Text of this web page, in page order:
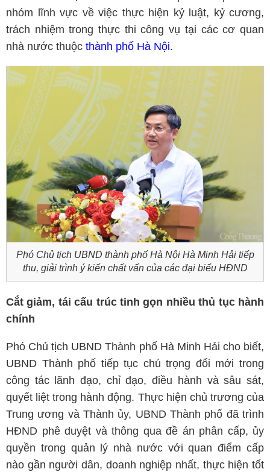
nhóm lĩnh vực về việc thực hiện kỷ luật, kỷ cương,
trách nhiệm trong thực thi công vụ tại các cơ quan
nhà nước thuộc thành phố Hà Nội.
Phó Chủ tịch UBND thành phố Hà Nội Hà Minh Hải tiếp
thu, giải trình ý kiến chất vấn của các đại biểu HĐND
Cắt giảm, tái cấu trúc tinh gọn nhiều thủ tục hành
chính
Phó Chủ tịch UBND Thành phố Hà Minh Hải cho biết,
UBND Thành phố tiếp tục chú trọng đổi mới trong
công tác lãnh đạo, chỉ đạo, điều hành và sâu sát,
quyết liệt trong hành động. Thực hiện chủ trương của
Trung ương và Thành ủy, UBND Thành phố đã trình
HĐND phê duyệt và thông qua đề án phân cấp, ủy
quyền trong quản lý nhà nước với quan điểm cấp
nào gần người dân, doanh nghiệp nhất, thực hiện tốt